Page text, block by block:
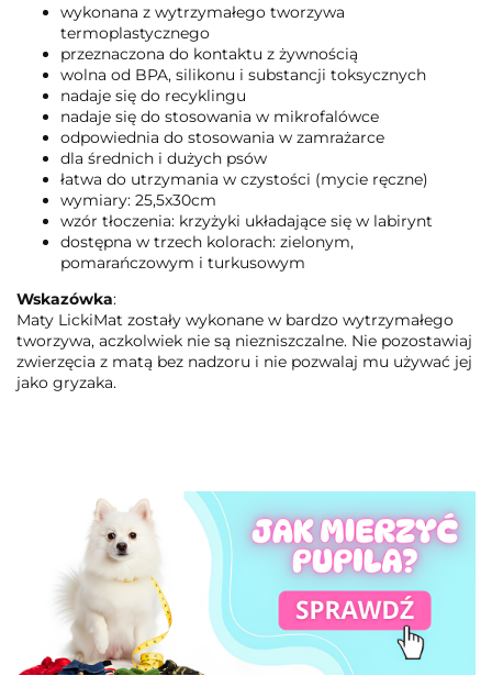
wykonana z wytrzymałego tworzywa
termoplastycznego
przeznaczona do kontaktu z żywnością
wolna od BPA, silikonu i substancji toksycznych
nadaje się do recyklingu
nadaje się do stosowania w mikrofalówce
odpowiednia do stosowania w zamrażarce
dla średnich i dużych psów
łatwa do utrzymania w czystości (mycie ręczne)
wymiary: 25,5x30cm
wzór tłoczenia: krzyżyki układające się w labirynt
dostępna w trzech kolorach: zielonym,
pomarańczowym i turkusowym
Wskazówka:
Maty LickiMat zostały wykonane w bardzo wytrzymałego
tworzywa, aczkolwiek nie są niezniszczalne. Nie pozostawiaj
zwierzęcia z matą bez nadzoru i nie pozwalaj mu używać jej
jako gryzaka.